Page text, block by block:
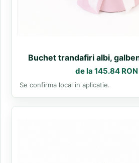
Buchet trandafiri albi,
de la 145.84 RON
Se confirma local in aplicatie.